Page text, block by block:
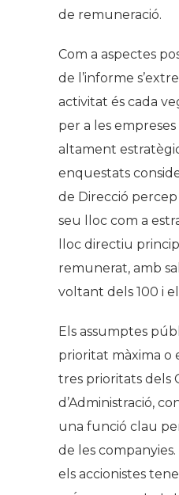
de remuneració.
Com a aspectes
de l’informe
activitat és cada
per a les
altament
enquestats
de Direcció percep
seu lloc com a
lloc directiu
remunerat, amb
voltant dels 100 i
Els assumptes
prioritat màxima o
tres prioritats dels
d’Administració,
una funció clau
de les
els accionistes